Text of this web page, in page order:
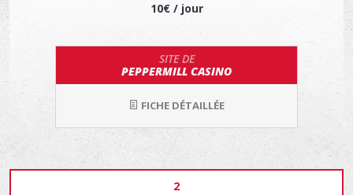
10€ / jour
SITE DE
PEPPERMILL CASINO
FICHE DÉTAILLÉE
2